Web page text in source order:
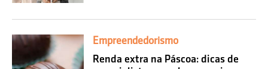
Empreendedorismo
Renda extra na Páscoa: dicas de